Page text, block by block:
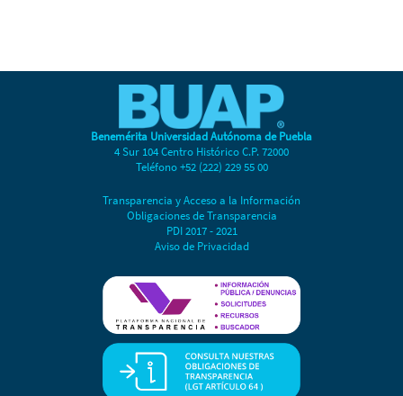
Benemérita Universidad Autónoma de Puebla
4 Sur 104 Centro Histórico C.P. 72000
Teléfono +52 (222) 229 55 00
Transparencia y Acceso a la Información
Obligaciones de Transparencia
PDI 2017 - 2021
Aviso de Privacidad